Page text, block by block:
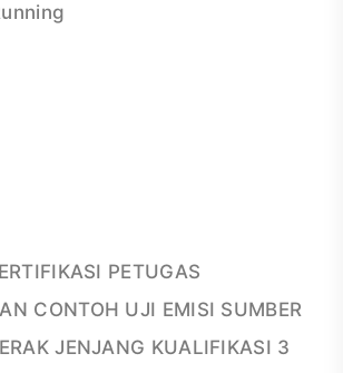
PETUGAS
CONTOH UJI EMISI SUMBER
JENJANG KUALIFIKASI 3